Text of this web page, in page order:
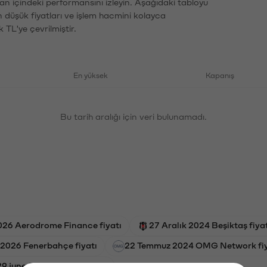
düşük fiyatları ve işlem hacmini kolayca
TL'ye çevrilmiştir.
En yüksek Kapanış
Bu tarih aralığı için veri bulunamadı.
Aerodrome Finance fiyatı 27 Aralık 2024 Beşiktaş
Fenerbahçe fiyatı 22 Temmuz 2024 OMG Network
june 2026 Solayer fiyatı